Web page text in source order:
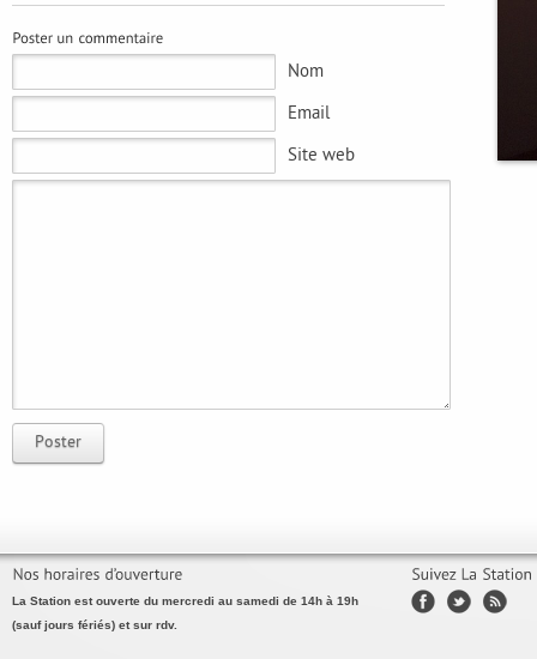
Nom
Email
Site web
Poster
La Station est ouverte du mercredi au samedi de 14h à 19h
(sauf jours fériés) et sur rdv.